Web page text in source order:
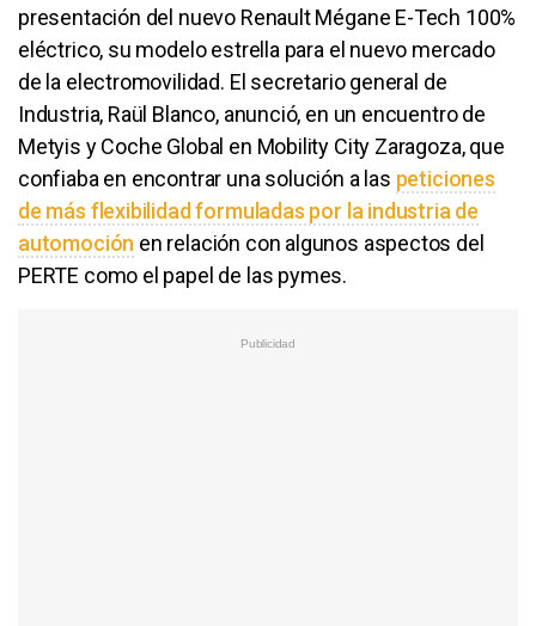
presentación del nuevo Renault Mégane E-Tech 100%
eléctrico, su modelo estrella para el nuevo mercado
de la electromovilidad. El secretario general de
Industria, Raül Blanco, anunció, en un encuentro de
Metyis y Coche Global en Mobility City Zaragoza, que
confiaba en encontrar una solución a las peticiones
de más flexibilidad formuladas por la industria de
automoción en relación con algunos aspectos del
PERTE como el papel de las pymes.